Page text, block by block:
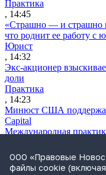
Практика
, 14:45
«Страшно — и страшно
что роднит ее работу с
Юрист
, 14:32
Экс-акционер
доли
Практика
, 14:23
Минюст США поддержал
Capital
Международная
Чубайс просит
делу «Роснано»
ООО «Правовые
файлы cookie